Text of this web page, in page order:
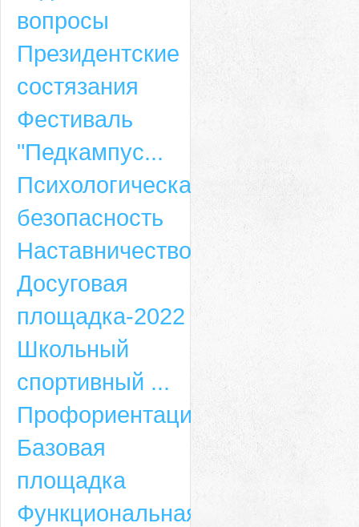
вопросы
Президентские
состязания
Фестиваль
"Педкампус...
Психологическая
безопасность
Наставничество
Досуговая
площадка-2022
Школьный
спортивный ...
Профориентация
Базовая
площадка
Функциональная